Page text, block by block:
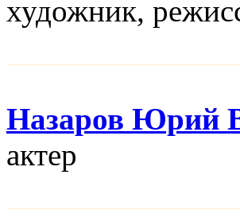
художник,
Назаров Юрий
актер